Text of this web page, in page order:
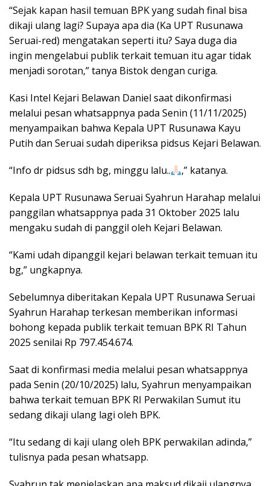
“Sejak kapan hasil temuan BPK yang sudah final bisa
dikaji ulang lagi? Supaya apa dia (Ka UPT Rusunawa
Seruai-red) mengatakan seperti itu? Saya duga dia
ingin mengelabui publik terkait temuan itu agar tidak
menjadi sorotan,” tanya Bistok dengan curiga.
Kasi Intel Kejari Belawan Daniel saat dikonfirmasi
melalui pesan whatsappnya pada Senin (11/11/2025)
menyampaikan bahwa Kepala UPT Rusunawa Kayu
Putih dan Seruai sudah diperiksa pidsus Kejari Belawan.
“Info dr pidsus sdh bg, minggu lalu.. ,” katanya.
Kepala UPT Rusunawa Seruai Syahrun Harahap melalui
panggilan whatsappnya pada 31 Oktober 2025 lalu
mengaku sudah di panggil oleh Kejari Belawan.
“Kami udah dipanggil kejari belawan terkait temuan itu
bg,” ungkapnya.
Sebelumnya diberitakan Kepala UPT Rusunawa Seruai
Syahrun Harahap terkesan memberikan informasi
bohong kepada publik terkait temuan BPK RI Tahun
2025 senilai Rp 797.454.674.
Saat di konfirmasi media melalui pesan whatsappnya
pada Senin (20/10/2025) lalu, Syahrun menyampaikan
bahwa terkait temuan BPK RI Perwakilan Sumut itu
sedang dikaji ulang lagi oleh BPK.
“Itu sedang di kaji ulang oleh BPK perwakilan adinda,”
tulisnya pada pesan whatsapp.